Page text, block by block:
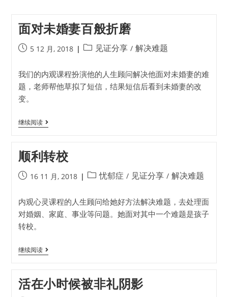
面对未婚妻百般折磨
5 12 月, 2018 见证分享 / 解决难题
我们的内观课程扮演他的人生顾问解决他面对未婚妻的难
题，老师帮他草拟了短信，结果短信后看到未婚妻的改
变。
继续阅读
顺利转校
16 11 月, 2018 忧郁症 / 见证分享 / 解决难题
内观心灵课程的人生顾问给她好方法解决难题，去处理面
对婚姻、家庭、事业等问题。她面对其中一个难题是孩子
转校。
继续阅读
活在小时候被非礼阴影